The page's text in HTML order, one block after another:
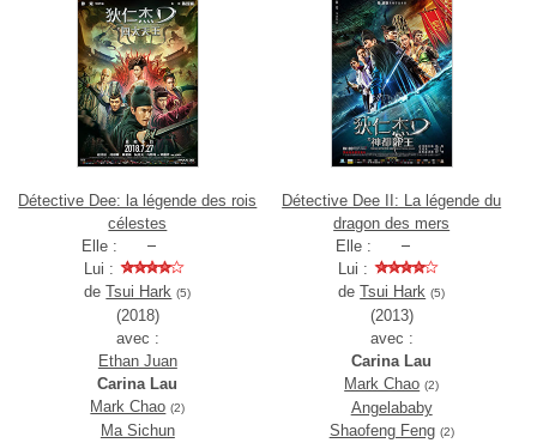
Détective Dee: la légende des rois
célestes
Elle :
Lui :
deTsui Hark (5)
(2018)
avec :
Ethan Juan
Carina Lau
Mark Chao (2)
Ma Sichun
Détective Dee II: La légende du
dragon des mers
Elle :
Lui :
deTsui Hark (5)
(2013)
avec :
Carina Lau
Mark Chao (2)
Angelababy
Shaofeng Feng (2)